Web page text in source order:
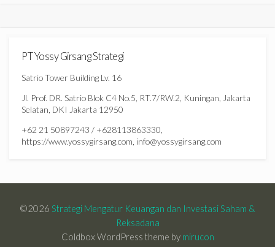
PT Yossy Girsang Strategi
Satrio Tower Building Lv. 16
Jl. Prof. DR. Satrio Blok C4 No.5, RT.7/RW.2, Kuningan, Jakarta
Selatan, DKI Jakarta 12950
+62 21 50897243 / +628113863330,
https://www.yossygirsang.com, info@yossygirsang.com
©2026 Strategi Mengatur Keuangan dan Investasi Saham &
Reksadana
Coldbox WordPress theme by mirucon